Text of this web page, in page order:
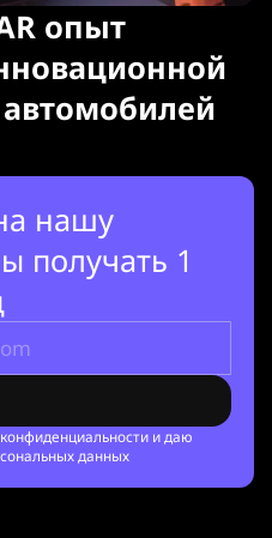
опыт
нашу
получать 1
и даю
данных